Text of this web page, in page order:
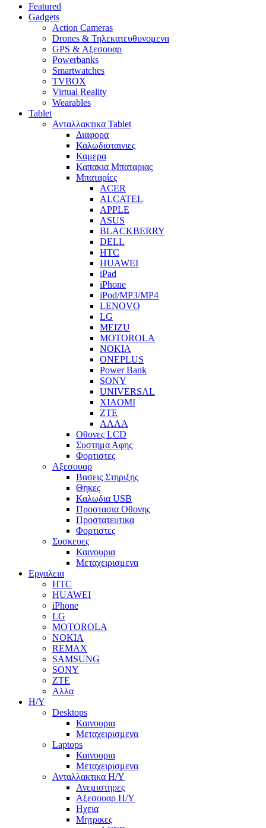
Featured
Gadgets
Action Cameras
Drones & Τηλεκατευθυνομενα
GPS & Αξεσουαρ
Powerbanks
Smartwatches
TVBOX
Virtual Reality
Wearables
Tablet
Ανταλλακτικα Tablet
Διαφορα
Καλωδιοταινιες
Καμερα
Καπακια Μπαταριας
Μπαταρίες
ACER
ALCATEL
APPLE
ASUS
BLACKBERRY
DELL
HTC
HUAWEI
iPad
iPhone
iPod/MP3/MP4
LENOVO
LG
MEIZU
MOTOROLA
NOKIA
ONEPLUS
Power Bank
SONY
UNIVERSAL
XIAOMI
ZTE
ΑΛΛΑ
Οθονες LCD
Συστημα Αφης
Φορτιστες
Αξεσουαρ
Βασεις Στηριξης
Θηκες
Καλωδια USB
Προστασια Οθονης
Προστατευτικα
Φορτιστες
Συσκευες
Καινουρια
Μεταχειρισμενα
Εργαλεια
HTC
HUAWEI
iPhone
LG
MOTOROLA
NOKIA
REMAX
SAMSUNG
SONY
ZTE
Αλλα
Η/Υ
Desktops
Καινουρια
Μεταχειρισμενα
Laptops
Καινουρια
Μεταχειρισμενα
Ανταλλακτικα H/Y
Ανεμιστηρες
Αξεσουαρ Η/Υ
Ηχεια
Μητρικες